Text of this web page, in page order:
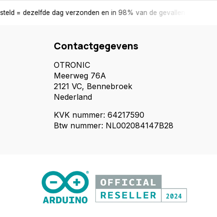
verzonden en in 98% van de gevallen de volgende dag in huis.
Contactgegevens
OTRONIC
Meerweg 76A
2121 VC, Bennebroek
Nederland
KVK nummer: 64217590
Btw nummer: NL002084147B28